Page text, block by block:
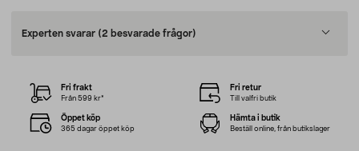
Experten svarar (2 besvarade frågor)
Fri frakt
Från 599 kr*
Fri retur
Till valfri butik
Öppet köp
365 dagar öppet köp
Hämta i butik
Beställ online, från butikslager